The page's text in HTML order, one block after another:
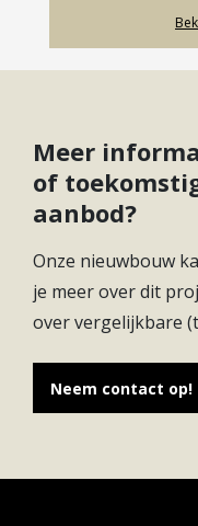
Meer
of
aanbod?
Onze nieuwbouw
je meer over dit
over vergelijkbare
Neem contact op!